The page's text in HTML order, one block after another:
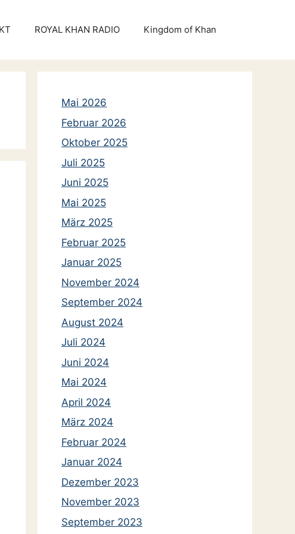
ROYAL KHAN RADIO Kingdom of Khan
Mai 2026
Februar 2026
Oktober 2025
Juli 2025
Juni 2025
Mai 2025
März 2025
Februar 2025
Januar 2025
November 2024
September 2024
August 2024
Juli 2024
Juni 2024
Mai 2024
April 2024
März 2024
Februar 2024
Januar 2024
Dezember 2023
November 2023
September 2023